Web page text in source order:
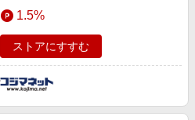
1.5%
ストアにすすむ